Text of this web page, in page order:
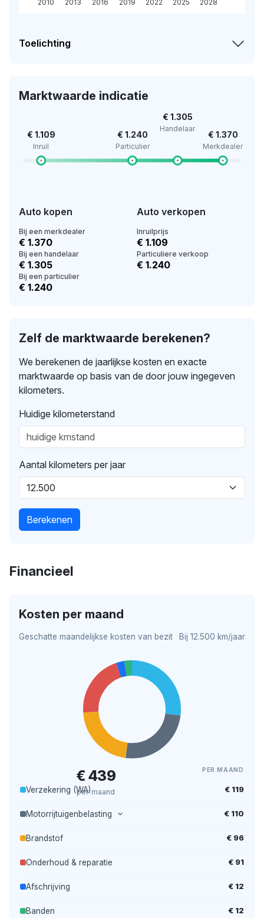
Toelichting
Marktwaarde indicatie
€ 1.109
Inruil
€ 1.240
Particulier
€ 1.305
Handelaar
€ 1.370
Merkdealer
Auto kopen
Bij een merkdealer
€ 1.370
Bij een handelaar
€ 1.305
Bij een particulier
€ 1.240
Auto verkopen
Inruilprijs
€ 1.109
Particuliere verkoop
€ 1.240
Zelf de marktwaarde berekenen?
We berekenen de jaarlijkse kosten en exacte
marktwaarde op basis van de door jouw ingegeven
kilometers.
Huidige kilometerstand
Aantal kilometers per jaar
Berekenen
Financieel
Kosten per maand
Geschatte maandelijkse kosten van bezit Bij 12.500 km/jaar
€ 439
per maand
PER MAAND
Verzekering (WA) € 119
Motorrijtuigenbelasting € 110
Brandstof € 96
Onderhoud & reparatie € 91
Afschrijving € 12
Banden € 12